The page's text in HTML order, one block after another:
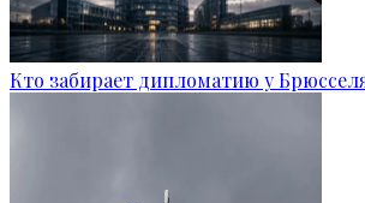
Кто забирает дипломатию у